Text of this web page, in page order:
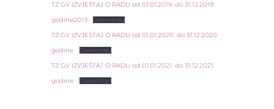
TZ GV IZVJEŠTAJ O RADU od 01.01.2019. do 31.12.2019.
godine2019. Download
TZ GV IZVJEŠTAJ O RADU od 01.01.2020. do 31.12.2020.
godine Download
TZ GV IZVJEŠTAJ O RADU od 01.01.2021. do 31.12.2021.
godine Download